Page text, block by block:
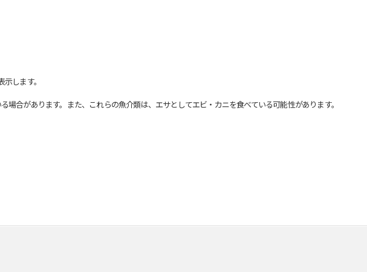
します。
合があります。また、これらの魚介類は、エサとしてエビ・カニを食べている可能性があります。